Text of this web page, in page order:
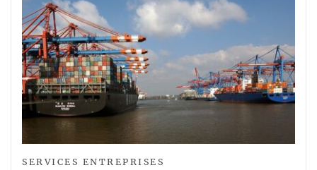
SERVICES ENTREPRISES